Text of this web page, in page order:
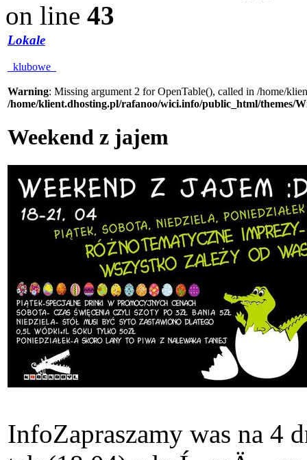
on line 43
Lokale
klubowe
Warning: Missing argument 2 for OpenTable(), called in /home/
/home/klient.dhosting.pl/rafanoo/wici.info/public_html/themes/
Weekend z jajem
InfoZapraszamy was